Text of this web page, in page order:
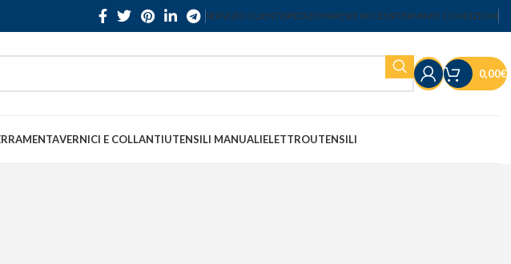
SERVIZIO CLIENTISPEDIZIONIRESI E RECESSITERMINI E CONDIZIONI
0,00€
VERNICI E COLLANTIUTENSILI MANUALIELETTROUTENSILI